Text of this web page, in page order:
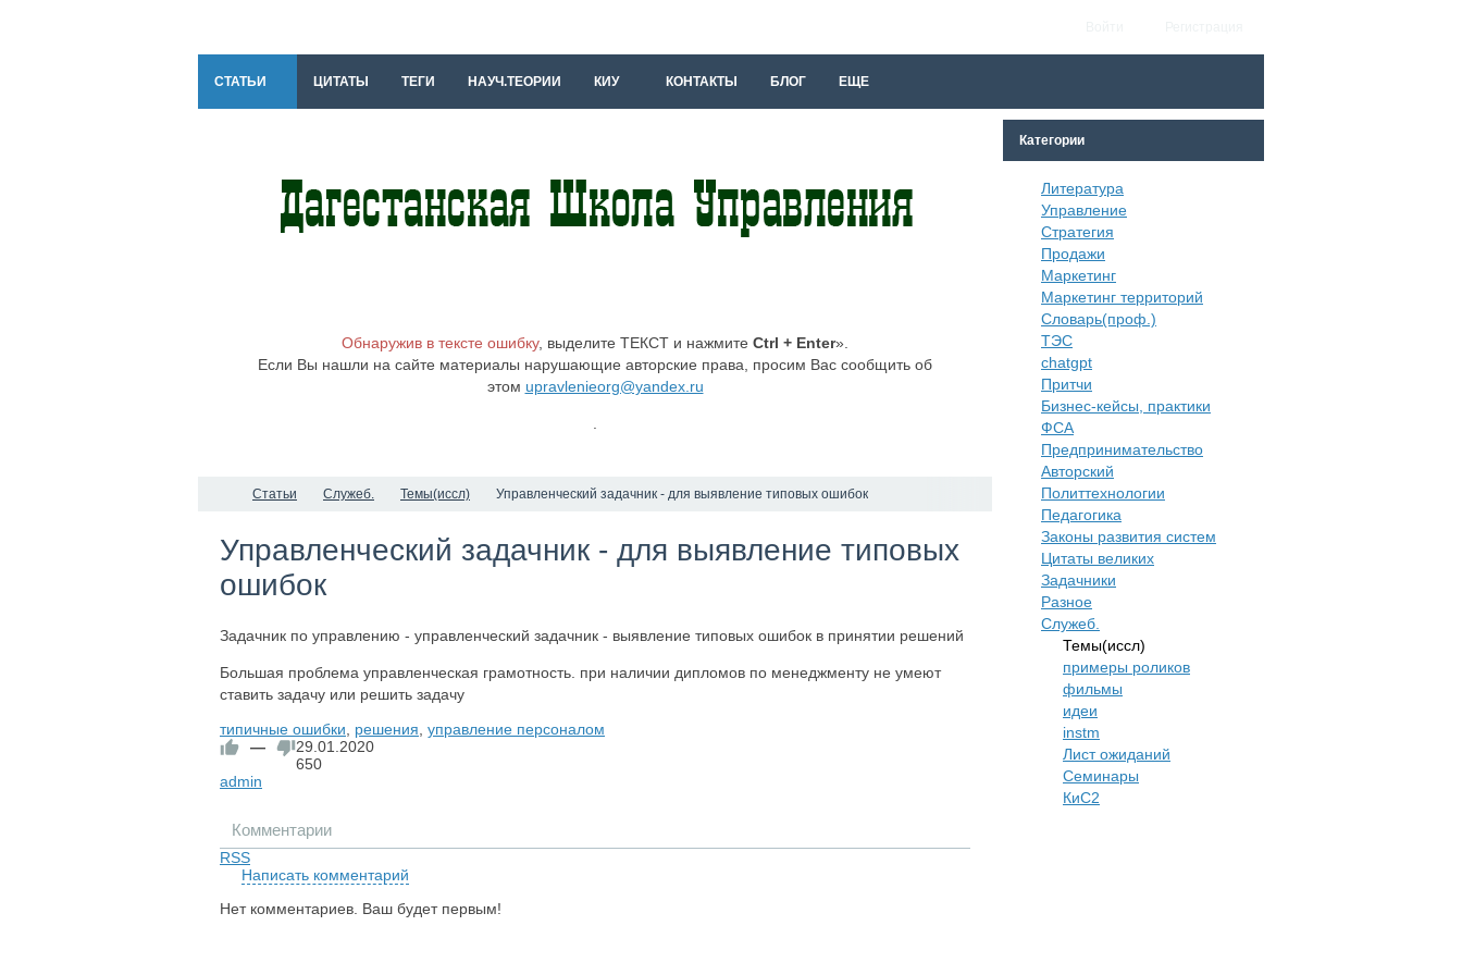
СТАТЬИ ЦИТАТЫ ТЕГИ НАУЧ.ТЕОРИИ КИУ КОНТАКТЫ БЛОГ ЕЩЕ
Обнаружив в тексте ошибку, выделите ТЕКСТ и нажмите Ctrl + Enter».
Если Вы нашли на сайте материалы нарушающие авторские права, просим Вас сообщить об
этом upravlenieorg@yandex.ru
Статьи Служеб. Темы(иссл) Управленческий задачник - для выявление типовых ошибок
Управленческий задачник - для выявление типовых
ошибок
Задачник по управлению - управленческий задачник - выявление типовых ошибок в принятии решений
Большая проблема управленческая грамотность. при наличии дипломов по менеджменту не умеют
ставить задачу или решить задачу
типичные ошибки
решения управление персоналом
—
29.01.2020
650
admin
Комментарии
RSS
Написать комментарий
Нет комментариев. Ваш будет первым!
Категории
Литература
Управление
Стратегия
Продажи
Маркетинг
Маркетинг территорий
Словарь(проф.)
ТЭС
chatgpt
Притчи
Бизнес-кейсы, практики
ФСА
Предпринимательство
Авторский
Политтехнологии
​Педагогика
Законы развития систем
Цитаты великих
Задачники
Разное
Служеб.
Темы(иссл)
примеры роликов
фильмы
идеи
instm
Лист ожиданий
Семинары
КиС2